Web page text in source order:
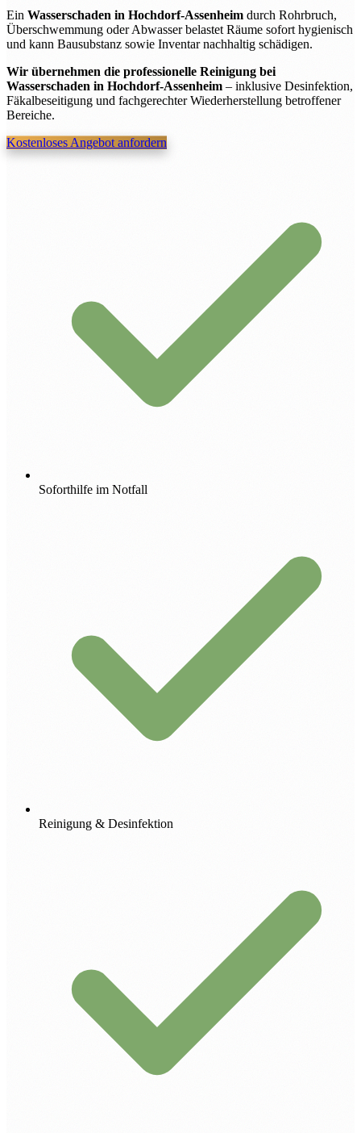
Ein Wasserschaden in Hochdorf-Assenheim durch Rohrbruch,
Überschwemmung oder Abwasser belastet Räume sofort hygienisch
und kann Bausubstanz sowie Inventar nachhaltig schädigen.
Wir übernehmen die professionelle Reinigung bei
Wasserschaden in Hochdorf-Assenheim – inklusive Desinfektion,
Fäkalbeseitigung und fachgerechter Wiederherstellung betroffener
Bereiche.
Kostenloses Angebot anfordern
Soforthilfe im Notfall
Reinigung & Desinfektion